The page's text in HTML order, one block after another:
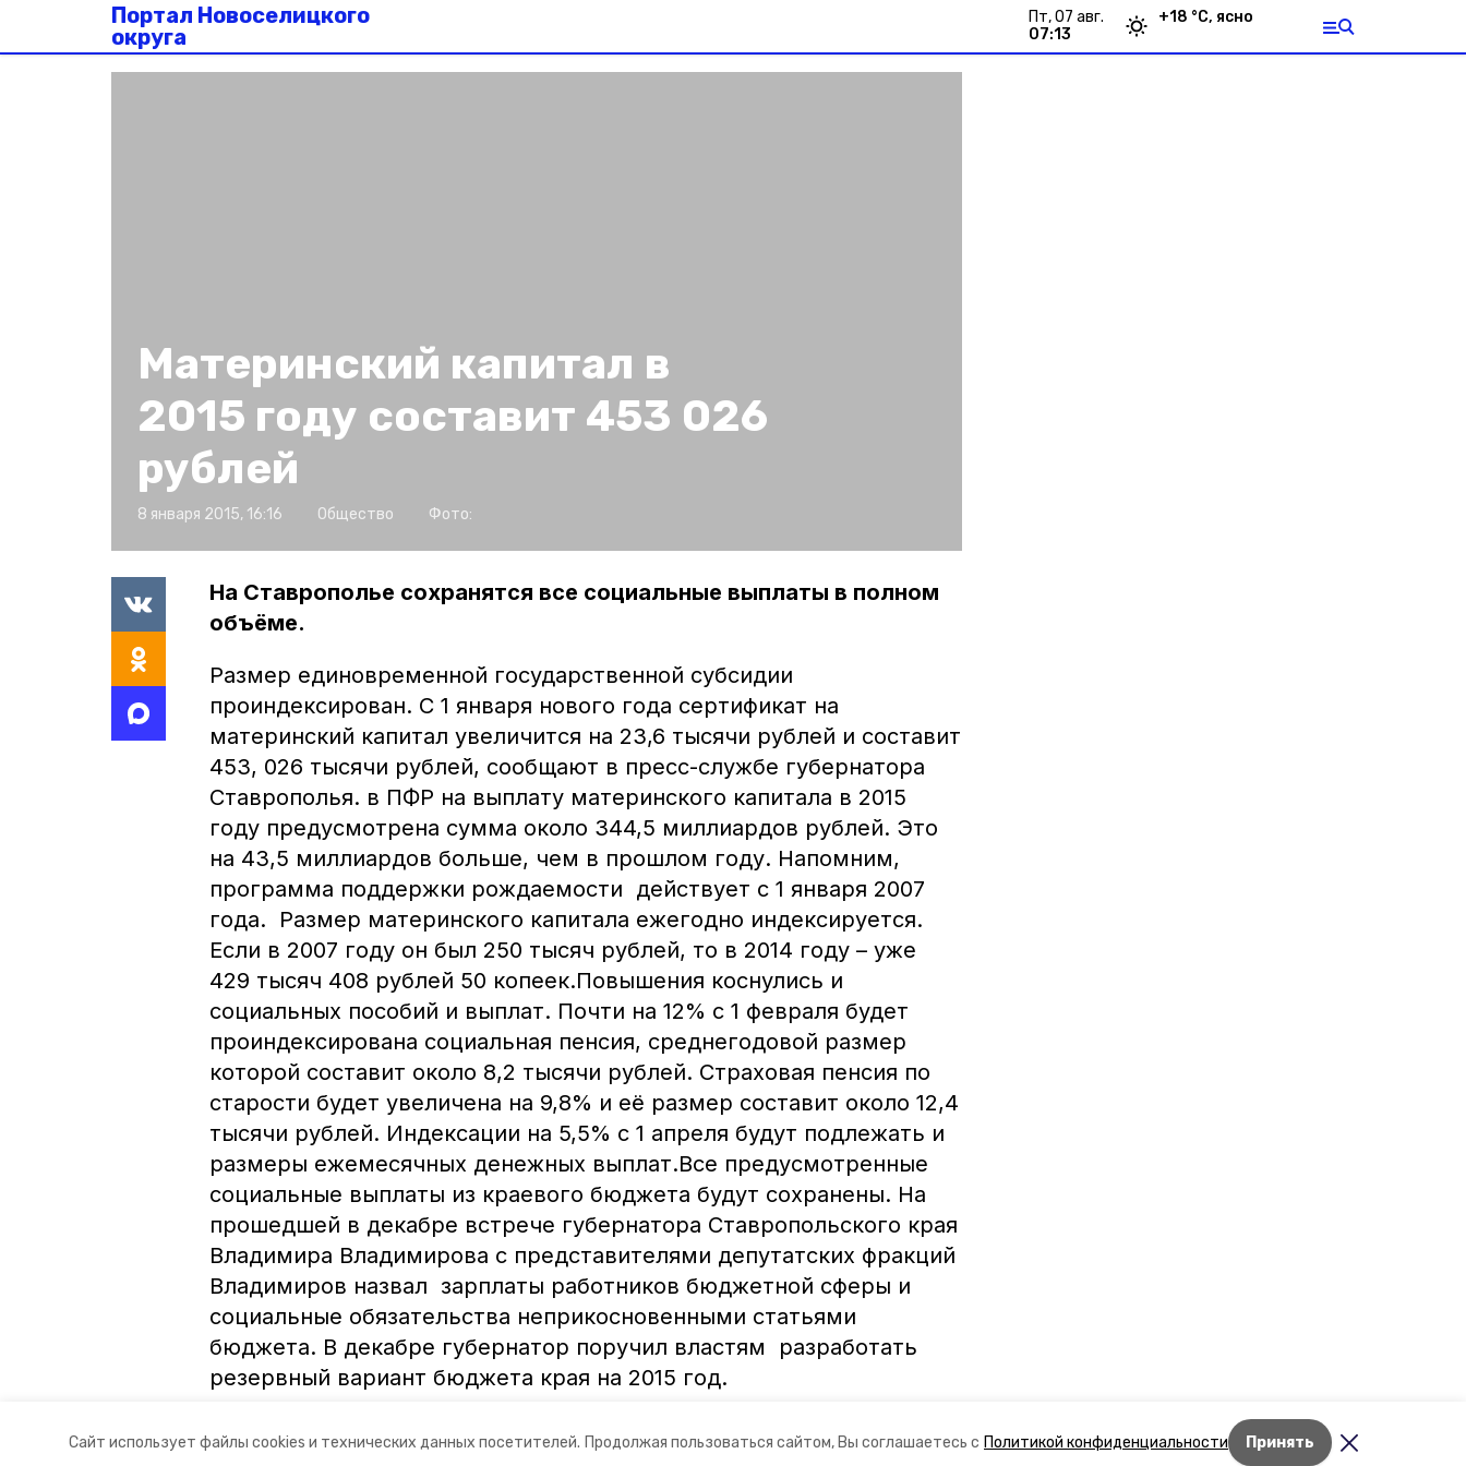
Сайт использует файлы cookies и технических данных посетителей. Продолжая пользоваться сайтом, Вы соглашаетесь с Политикой конфиденциальности Принять
Портал Новоселицкого
округа
пт, 07 авг.
07:13
+18 °С, ясно
Лента новостей
Материнский капитал в
2015 году составит 453 026
рублей
8 января 2015, 16:16 Общество Фото:
На Ставрополье сохранятся все социальные выплаты в полном
объёме.
Размер единовременной государственной субсидии
проиндексирован. С 1 января нового года сертификат на
материнский капитал увеличится на 23,6 тысячи рублей и составит
453, 026 тысячи рублей, сообщают в пресс-службе губернатора
Ставрополья. в ПФР на выплату материнского капитала в 2015
году предусмотрена сумма около 344,5 миллиардов рублей. Это
на 43,5 миллиардов больше, чем в прошлом году. Напомним,
программа поддержки рождаемости действует с 1 января 2007
года. Размер материнского капитала ежегодно индексируется.
Если в 2007 году он был 250 тысяч рублей, то в 2014 году – уже
429 тысяч 408 рублей 50 копеек.Повышения коснулись и
социальных пособий и выплат. Почти на 12% с 1 февраля будет
проиндексирована социальная пенсия, среднегодовой размер
которой составит около 8,2 тысячи рублей. Страховая пенсия по
старости будет увеличена на 9,8% и её размер составит около 12,4
тысячи рублей. Индексации на 5,5% с 1 апреля будут подлежать и
размеры ежемесячных денежных выплат.Все предусмотренные
социальные выплаты из краевого бюджета будут сохранены. На
прошедшей в декабре встрече губернатора Ставропольского края
Владимира Владимирова с представителями депутатских фракций
Владимиров назвал зарплаты работников бюджетной сферы и
социальные обязательства неприкосновенными статьями
бюджета. В декабре губернатор поручил властям разработать
резервный вариант бюджета края на 2015 год.